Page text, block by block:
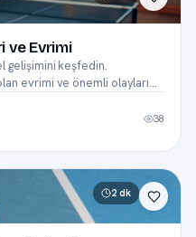
ve Evrimi
gelişimini keşfedin.
evrimi ve önemli olayları
38
2 dk